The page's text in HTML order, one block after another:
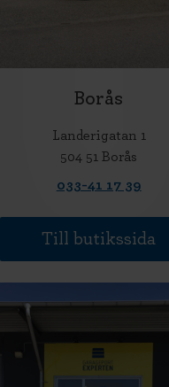
Borås
Landerigatan 1
504 51 Borås
033-41 17 39
Till butikssida